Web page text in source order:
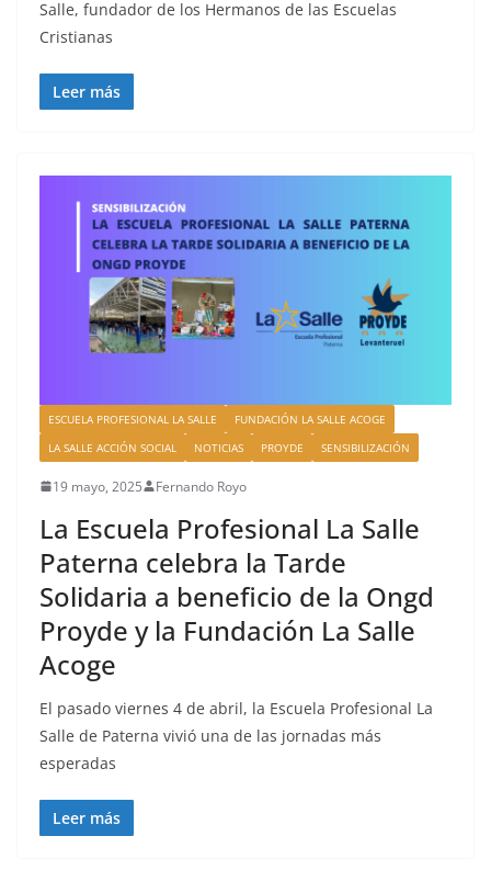
Salle, fundador de los Hermanos de las Escuelas
Cristianas
Leer más
ESCUELA PROFESIONAL LA SALLE
FUNDACIÓN LA SALLE ACOGE
LA SALLE ACCIÓN SOCIAL
NOTICIAS PROYDE SENSIBILIZACIÓN
19 mayo, 2025 Fernando Royo
La Escuela Profesional La Salle
Paterna celebra la Tarde
Solidaria a beneficio de la Ongd
Proyde y la Fundación La Salle
Acoge
El pasado viernes 4 de abril, la Escuela Profesional La
Salle de Paterna vivió una de las jornadas más
esperadas
Leer más